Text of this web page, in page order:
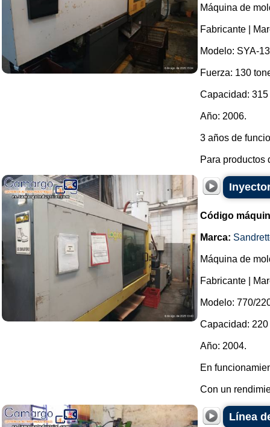
Máquina de
Fabricante |
Modelo: SYA-
Fuerza: 130
Capacidad: 315
Año: 2006.
3 años de
Para productos
Código
Marca:
Máquina de
Fabricante |
Modelo: 770/
Capacidad:
Año: 2004.
En
Con un
Línea